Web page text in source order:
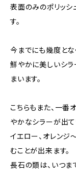
表面のみのポリッシ
す。
今までにも幾度とな
鮮やかに美しいシ
まいます。
こちらもまた、一番
やかなシラーが出て
イエロー、オレンジ
むことが出来ます。
長石の類は、いつま